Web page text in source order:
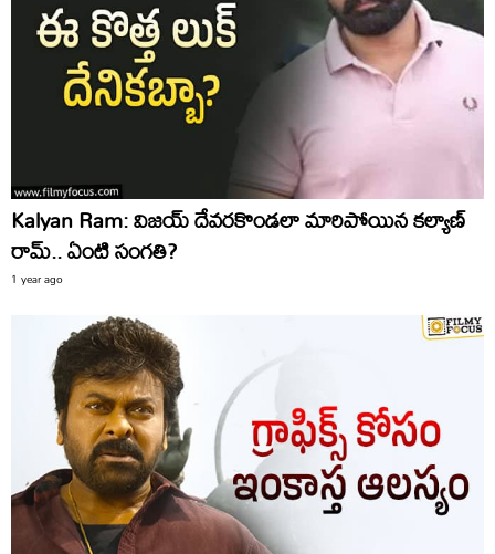
Kalyan Ram: విజయ్‌ దేవరకొండలా మారిపోయిన కల్యాణ్‌
రామ్‌.. ఏంటి సంగతి?
1 year ago